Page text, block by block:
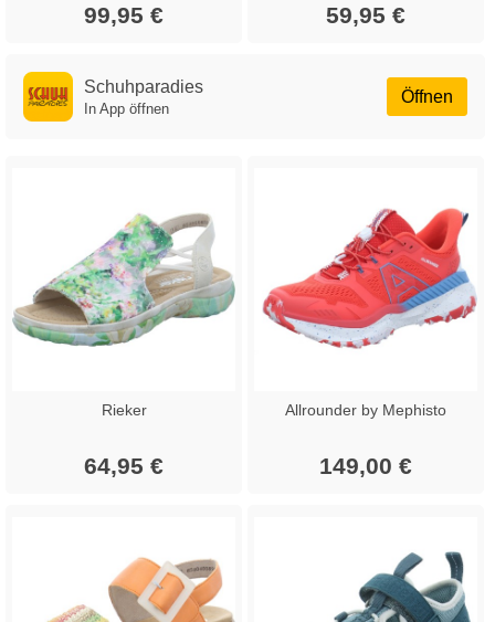
99,95 € 59,95 €
Öffnen
Schuhparadies
In App öffnen
Rieker
64,95 €
Allrounder by Mephisto
149,00 €